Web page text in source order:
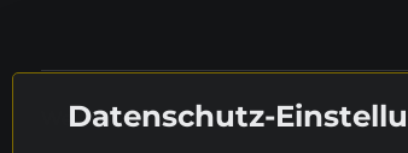
Weitere Details in tschechischer
Datenschutz-